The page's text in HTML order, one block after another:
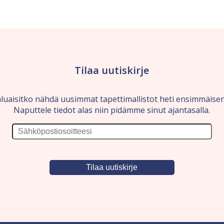
Tilaa uutiskirje
nähdä uusimmat tapettimallistot heti
Naputtele tiedot alas niin pidämme sinut ajantasalla.